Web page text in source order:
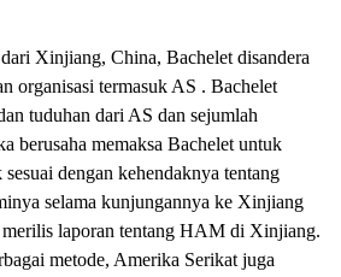
Xinjiang, China, Bachelet disandera
organisasi termasuk AS . Bachelet
tuduhan dari AS dan sejumlah
berusaha memaksa Bachelet untuk
dengan kehendaknya tentang
selama kunjungannya ke Xinjiang
laporan tentang HAM di Xinjiang.
metode, Amerika Serikat juga